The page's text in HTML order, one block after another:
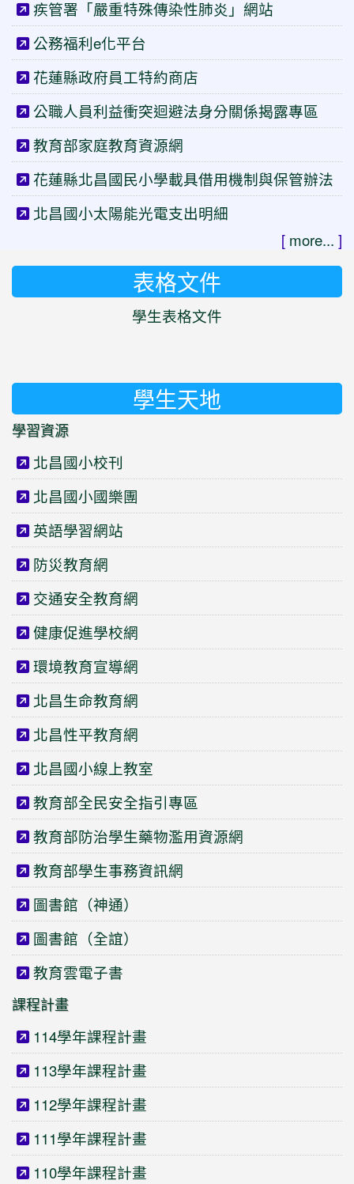
疾管署「嚴重特殊傳染性肺炎」網站
公務福利e化平台
花蓮縣政府員工特約商店
公職人員利益衝突迴避法身分關係揭露專區
教育部家庭教育資源網
花蓮縣北昌國民小學載具借用機制與保管辦法
北昌國小太陽能光電支出明細
[ more... ]
表格文件
學生表格文件
學生天地
學習資源
北昌國小校刊
北昌國小國樂團
英語學習網站
防災教育網
交通安全教育網
健康促進學校網
環境教育宣導網
北昌生命教育網
北昌性平教育網
北昌國小線上教室
教育部全民安全指引專區
教育部防治學生藥物濫用資源網
教育部學生事務資訊網
圖書館（神通）
圖書館（全誼）
教育雲電子書
課程計畫
114學年課程計畫
113學年課程計畫
112學年課程計畫
111學年課程計畫
110學年課程計畫